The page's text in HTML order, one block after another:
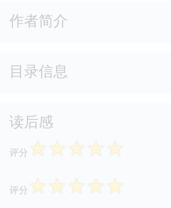
作者简介
目录信息
读后感
评分 ☆☆☆☆☆
评分 ☆☆☆☆☆